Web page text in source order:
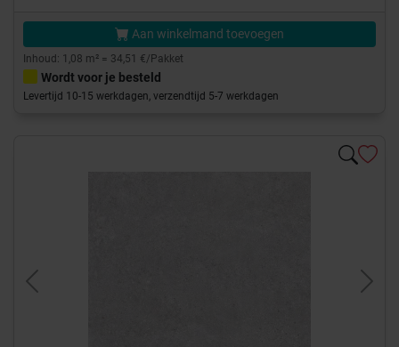
Aan winkelmand toevoegen
Inhoud: 1,08 m² = 34,51 €/Pakket
Wordt voor je besteld
Levertijd 10-15 werkdagen, verzendtijd 5-7 werkdagen
Previous Next